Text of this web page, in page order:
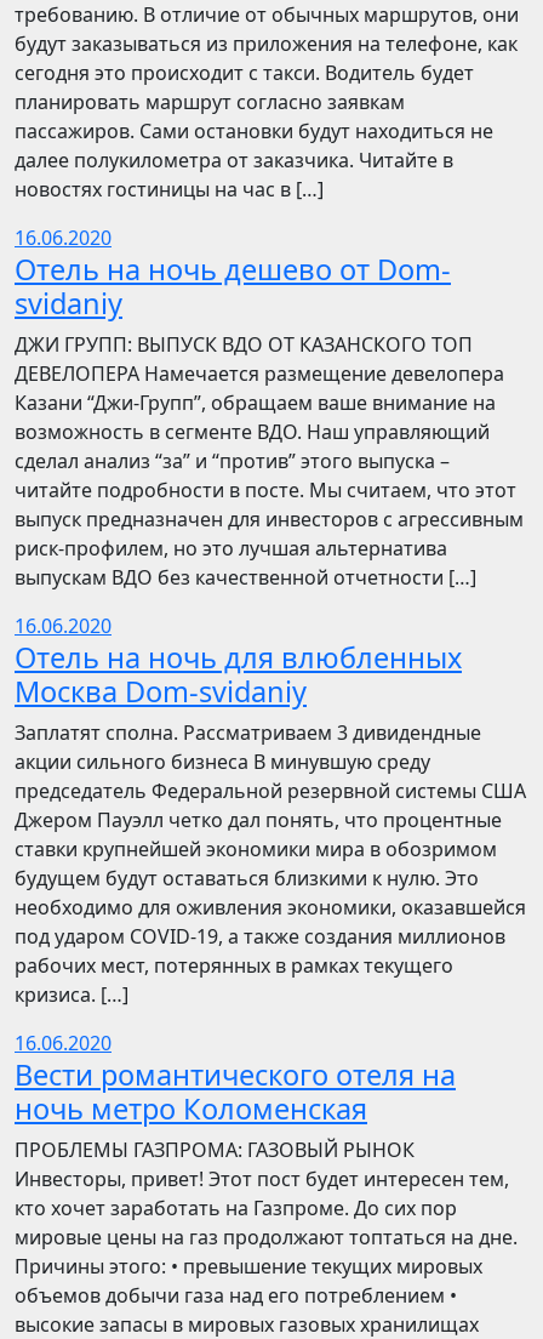
требованию. В отличие от обычных маршрутов, они
будут заказываться из приложения на телефоне, как
сегодня это происходит с такси. Водитель будет
планировать маршрут согласно заявкам
пассажиров. Сами остановки будут находиться не
далее полукилометра от заказчика. Читайте в
новостях гостиницы на час в […]
16.06.2020
Отель на ночь дешево от Dom-
svidaniy
​​ДЖИ ГРУПП: ВЫПУСК ВДО ОТ КАЗАНСКОГО ТОП
ДЕВЕЛОПЕРА Намечается размещение девелопера
Казани “Джи-Групп”, обращаем ваше внимание на
возможность в сегменте ВДО. Наш управляющий
сделал анализ “за” и “против” этого выпуска –
читайте подробности в посте. Мы считаем, что этот
выпуск предназначен для инвесторов с агрессивным
риск-профилем, но это лучшая альтернатива
выпускам ВДО без качественной отчетности […]
16.06.2020
Отель на ночь для влюбленных
Москва Dom-svidaniy
Заплатят сполна. Рассматриваем 3 дивидендные
акции сильного бизнеса В минувшую среду
председатель Федеральной резервной системы США
Джером Пауэлл четко дал понять, что процентные
ставки крупнейшей экономики мира в обозримом
будущем будут оставаться близкими к нулю. Это
необходимо для оживления экономики, оказавшейся
под ударом COVID-19, а также создания миллионов
рабочих мест, потерянных в рамках текущего
кризиса. […]
16.06.2020
Вести романтического отеля на
ночь метро Коломенская
ПРОБЛЕМЫ ГАЗПРОМА: ГАЗОВЫЙ РЫНОК
Инвесторы, привет! Этот пост будет интересен тем,
кто хочет заработать на Газпроме. До сих пор
мировые цены на газ продолжают топтаться на дне.
Причины этого: • превышение текущих мировых
объемов добычи газа над его потреблением •
высокие запасы в мировых газовых хранилищах